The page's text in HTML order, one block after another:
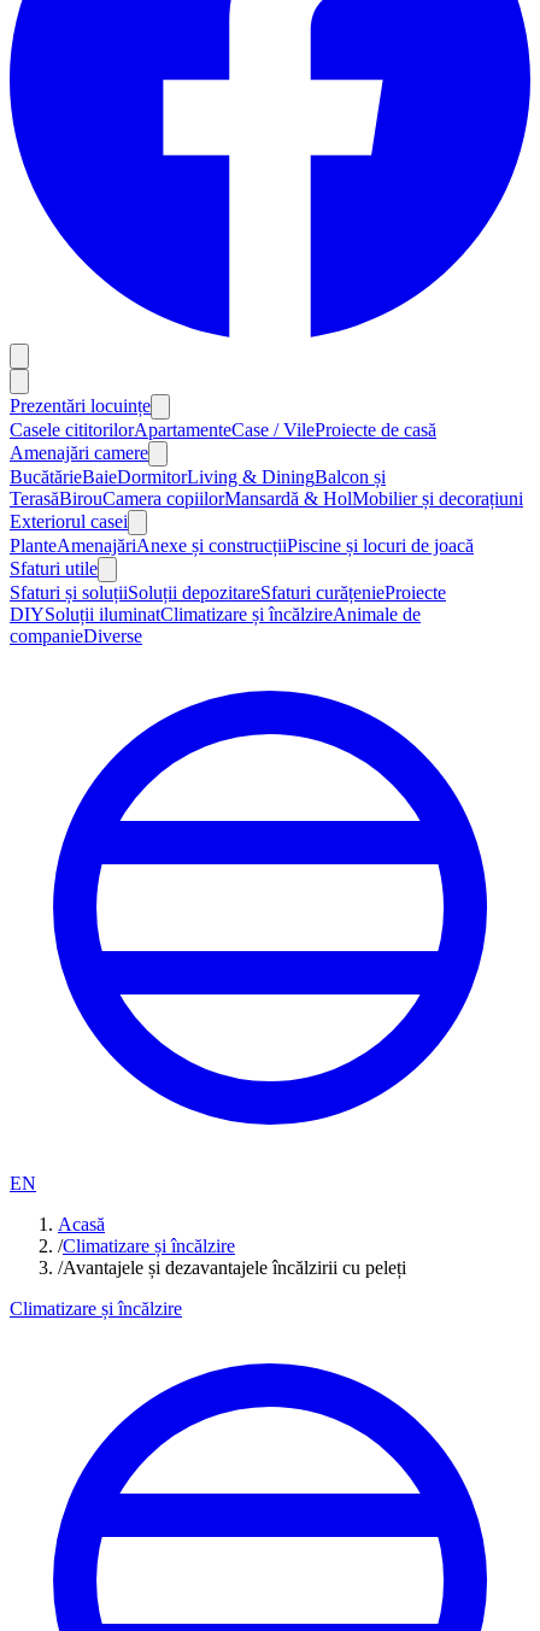
Prezentări locuințe
Casele cititorilorApartamenteCase / VileProiecte de casă
Amenajări camere
BucătărieBaieDormitorLiving & DiningBalcon și
TerasăBirouCamera copiilorMansardă & HolMobilier și decorațiuni
Exteriorul casei
PlanteAmenajăriAnexe și construcțiiPiscine și locuri de joacă
Sfaturi utile
Sfaturi și soluțiiSoluții depozitareSfaturi curățenieProiecte
DIYSoluții iluminatClimatizare și încălzireAnimale de
companieDiverse
EN
Acasă
/Climatizare și încălzire
/Avantajele și dezavantajele încălzirii cu peleți
Climatizare și încălzire